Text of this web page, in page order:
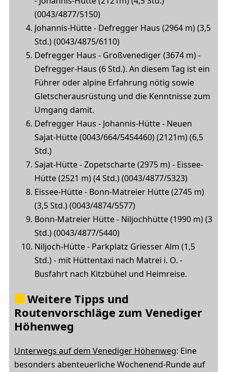
(0043/4877/5150)
Johannis-Hütte - Defregger Haus (2964 m) (3,5
Std.) (0043/4875/6110)
Defregger Haus - Großvenediger (3674 m) -
Defregger-Haus (6 Std.). An diesem Tag ist ein
Führer oder alpine Erfahrung nötig sowie
Gletscherausrüstung und die Kenntnisse zum
Umgang damit.
Defregger Haus - Johannis-Hütte - Neuen
Sajat-Hütte (0043/664/5454460) (2121m) (6,5
Std.)
Sajat-Hütte - Zopetscharte (2975 m) - Eissee-
Hütte (2521 m) (4 Std.) (0043/4877/5323)
Eissee-Hütte - Bonn-Matreier Hütte (2745 m)
(3,5 Std.) (0043/4874/5577)
Bonn-Matreier Hütte - Niljochhütte (1990 m) (3
Std.) (0043/4877/5440)
Niljoch-Hütte - Parkplatz Griesser Alm (1,5
Std.) - mit Hüttentaxi nach Matrei i. O. -
Busfahrt nach Kitzbühel und Heimreise.
Weitere Tipps und
Routenvorschläge zum Venediger
Höhenweg
Unterwegs auf dem Venediger Höhenweg: Eine
besonders abenteuerliche Wochenend-Runde auf